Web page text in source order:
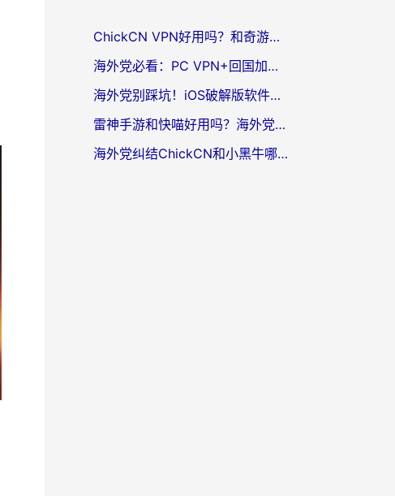
ChickCN VPN好用吗？和奇游手游VPN对比哪个回国效果更好？海外党亲测实用指南
海外党必看：PC VPN+回国加速器怎么选？无缝访问国内资源全攻略
海外党别踩坑！iOS破解版软件不可靠？教你选对回国加速器无缝看国内资源
雷神手游和快喵好用吗？海外党亲测5款回国加速器，附斧牛Bling对比+微信视频号解决办法
海外党纠结ChickCN和小黑牛哪个好？一篇帮你选对回国加速器的实用指南